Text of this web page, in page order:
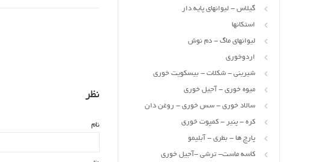
نظر
نام
گیلاس - لیوانهای پایه دار
استکانها
لیوانهای ماگ - دم نوش
اردوخوری
شیرینی - شکلات - بیسکویت خوری
میوه خوری - آجیل خوری
سالاد خوری - سس خوری - روغن دان
کره - پنیر - کمپوت خوری
پارچ ها - بطری - آبلیمو
کاسه ماست- ترشی -آجیل خوری